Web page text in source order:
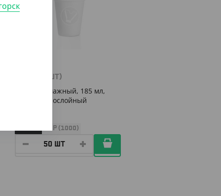
/ШТ)
Стакан бумажный, 185 мл,
белый, однослойный
КОР (1000)